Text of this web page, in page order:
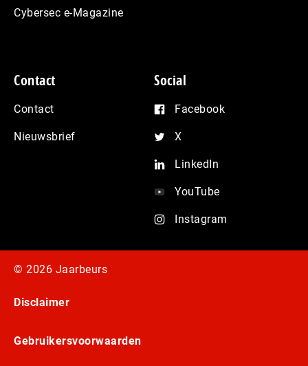
Cybersec e-Magazine
Contact
Contact
Nieuwsbrief
Social
Facebook
X
LinkedIn
YouTube
Instagram
© 2026 Jaarbeurs
Disclaimer
Gebruikersvoorwaarden